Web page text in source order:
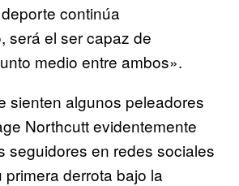
continúa
será el ser capaz de
medio entre ambos».
sienten algunos peleadores
Northcutt evidentemente
seguidores en redes sociales
derrota bajo la